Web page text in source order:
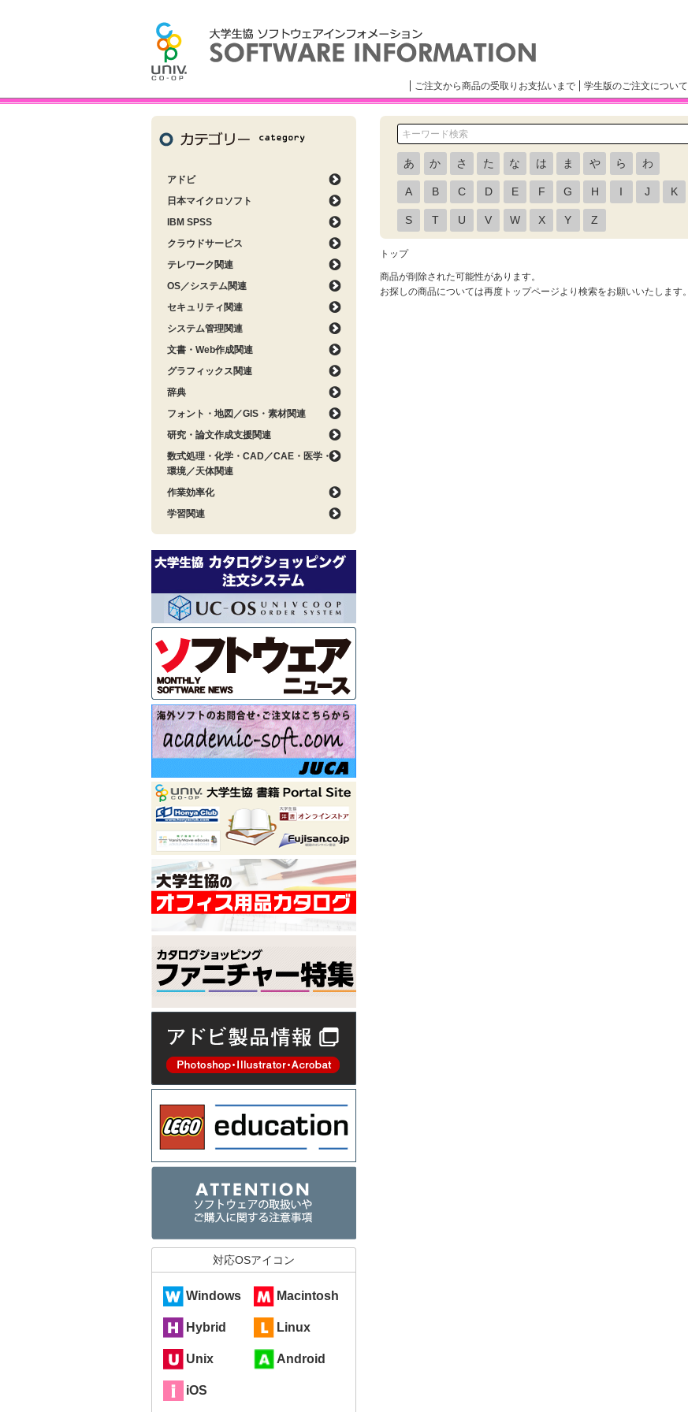
ご注文から商品の受取りお支払いまで 学生版のご注文について
あ か さ た な は ま や ら わ
A B C D E F G H I J K
S T U V W X Y Z
トップ
商品が削除された可能性があります。
お探しの商品については再度トップページより検索をお願いいたします。
アドビ
日本マイクロソフト
IBM SPSS
クラウドサービス
テレワーク関連
OS／システム関連
セキュリティ関連
システム管理関連
文書・Web作成関連
グラフィックス関連
辞典
フォント・地図／GIS・素材関連
研究・論文作成支援関連
数式処理・化学・CAD／CAE・医学・
環境／天体関連
作業効率化
学習関連
対応OSアイコン
Windows Macintosh
Hybrid Linux
Unix Android
iOS